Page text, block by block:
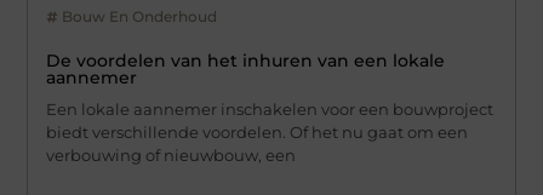
Bouw En Onderhoud
De voordelen van het inhuren van een lokale
aannemer
Een lokale aannemer inschakelen voor een bouwproject
biedt verschillende voordelen. Of het nu gaat om een
verbouwing of nieuwbouw, een